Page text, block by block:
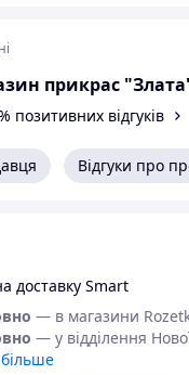
кольє без підвіски 55
мм, розмір підвіски 5,5
прикрас
позитивних відгуків
Відгуки про
доставку Smart
— в магазини
— у відділення